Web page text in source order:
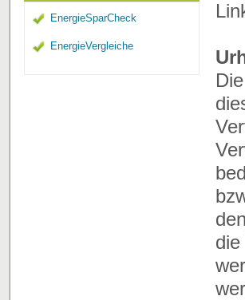
EnergieSparCheck
EnergieVergleiche